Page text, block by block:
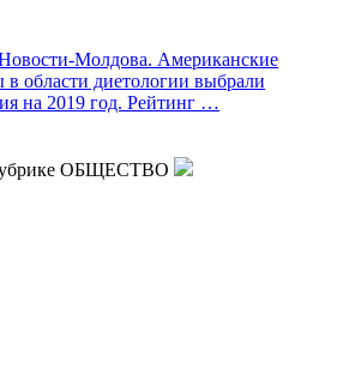
Молдова. Американские
области диетологии выбрали
на 2019 год. Рейтинг …
ОБЩЕСТВО